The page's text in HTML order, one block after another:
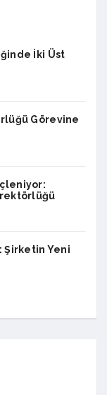
İki Üst
Görevine
Şirketin Yeni